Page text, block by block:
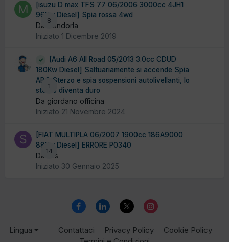
8
[isuzu D max TFS 77 06/2006 3000cc 4JH1
96Kw Diesel] Spia rossa 4wd
Da mandorla
Iniziato 1 Dicembre 2019
1
[Audi A6 All Road 05/2013 3.0cc CDUD
180Kw Diesel] Saltuariamente si accende Spia
ABS Sterzo e spia sospensioni autolivellanti, lo
sterzo diventa duro
Da giordano officina
Iniziato 21 Novembre 2024
14
[FIAT MULTIPLA 06/2007 1900cc 186A9000
88Kw Diesel] ERRORE P0340
Da svs
Iniziato 30 Gennaio 2025
Lingua Contattaci Privacy Policy
Cookie Policy